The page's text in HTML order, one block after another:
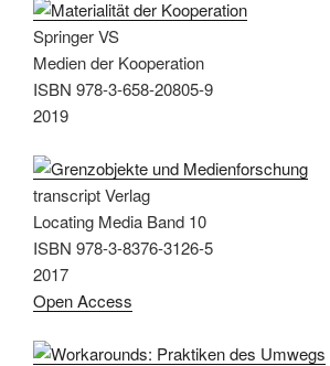
Springer VS
Medien der Kooperation
ISBN 978-3-658-20805-9
2019
transcript Verlag
Locating Media Band 10
ISBN 978-3-8376-3126-5
2017
Open Access